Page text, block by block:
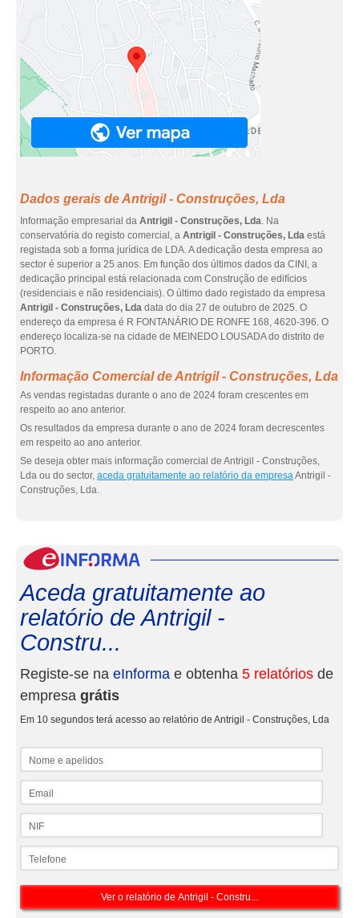
Dados gerais de Antrigil - Construções, Lda
Informação empresarial da Antrigil - Construções, Lda. Na
conservatória do registo comercial, a Antrigil - Construções, Lda está
registada sob a forma jurídica de LDA. A dedicação desta empresa ao
sector é superior a 25 anos. Em função dos últimos dados da CINI, a
dedicação principal está relacionada com Construção de edifícios
(residenciais e não residenciais). O último dado registado da empresa
Antrigil - Construções, Lda data do dia 27 de outubro de 2025. O
endereço da empresa é R FONTANÁRIO DE RONFE 168, 4620-396. O
endereço localiza-se na cidade de MEINEDO LOUSADA do distrito de
PORTO.
Informação Comercial de Antrigil - Construções, Lda
As vendas registadas durante o ano de 2024 foram crescentes em
respeito ao ano anterior.
Os resultados da empresa durante o ano de 2024 foram decrescentes
em respeito ao ano anterior.
Se deseja obter mais informação comercial de Antrigil - Construções,
Lda ou do sector, aceda gratuitamente ao relatório da empresaAntrigil -
Construções, Lda.
Aceda gratuitamente ao
relatório de Antrigil -
Constru...
Registe-se na eInforma e obtenha 5 relatórios de
empresa grátis
Em 10 segundos terá acesso ao relatório de Antrigil - Construções, Lda